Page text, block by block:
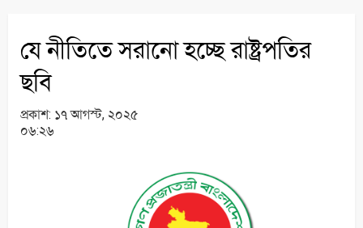
যে নীতিতে সরানো হচ্ছে রাষ্ট্রপতির
ছবি
প্রকাশ: ১৭ আগস্ট, ২০২৫
০৬:২৬